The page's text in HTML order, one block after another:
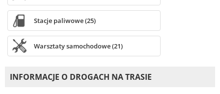
Stacje paliwowe (25)
Warsztaty samochodowe (21)
INFORMACJE O DROGACH NA TRASIE